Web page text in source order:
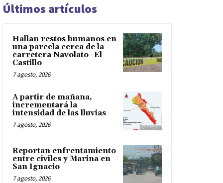
Últimos artículos
Hallan restos humanos en
una parcela cerca de la
carretera Navolato–El
Castillo
7 agosto, 2026
A partir de mañana,
incrementará la
intensidad de las lluvias
7 agosto, 2026
Reportan enfrentamiento
entre civiles y Marina en
San Ignacio
7 agosto, 2026